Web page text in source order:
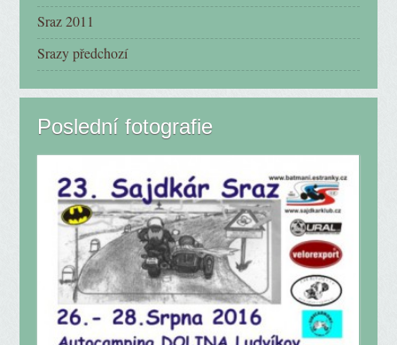
Sraz 2011
Srazy předchozí
Poslední fotografie